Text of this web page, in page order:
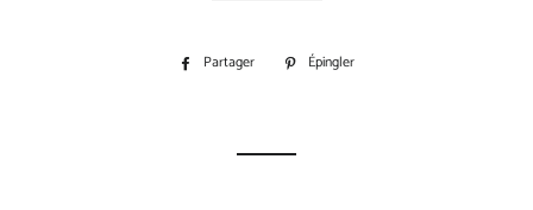
Partager
PartagerÉpingler